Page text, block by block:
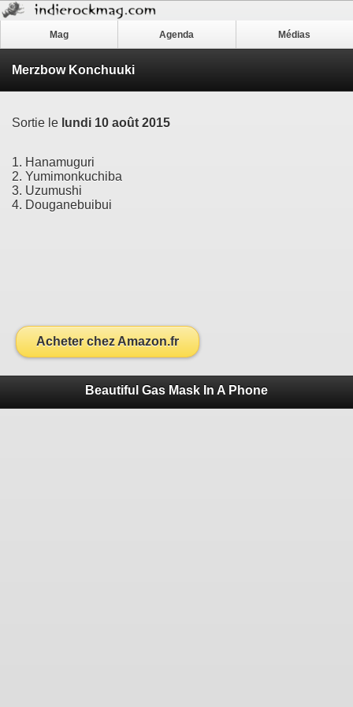
Mag Agenda Médias
Merzbow Konchuuki
Sortie le lundi 10 août 2015
1. Hanamuguri
2. Yumimonkuchiba
3. Uzumushi
4. Douganebuibui
Acheter chez Amazon.fr
Beautiful Gas Mask In A Phone